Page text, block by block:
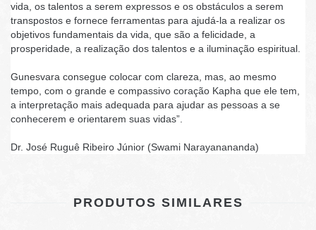
vida, os talentos a serem expressos e os obstáculos a serem
transpostos e fornece ferramentas para ajudá-la a realizar os
objetivos fundamentais da vida, que são a felicidade, a
prosperidade, a realização dos talentos e a iluminação espiritual.
Gunesvara consegue colocar com clareza, mas, ao mesmo
tempo, com o grande e compassivo coração Kapha que ele tem,
a interpretação mais adequada para ajudar as pessoas a se
conhecerem e orientarem suas vidas”.
Dr. José Ruguê Ribeiro Júnior (Swami Narayanananda)
PRODUTOS SIMILARES